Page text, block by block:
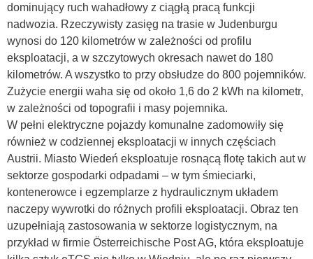
dominujący ruch wahadłowy z ciągłą pracą funkcji
nadwozia. Rzeczywisty zasięg na trasie w Judenburgu
wynosi do 120 kilometrów w zależności od profilu
eksploatacji, a w szczytowych okresach nawet do 180
kilometrów. A wszystko to przy obsłudze do 800 pojemników.
Zużycie energii waha się od około 1,6 do 2 kWh na kilometr,
w zależności od topografii i masy pojemnika.
W pełni elektryczne pojazdy komunalne zadomowiły się
również w codziennej eksploatacji w innych częściach
Austrii. Miasto Wiedeń eksploatuje rosnącą flotę takich aut w
sektorze gospodarki odpadami – w tym śmieciarki,
kontenerowce i egzemplarze z hydraulicznym układem
naczepy wywrotki do różnych profili eksploatacji. Obraz ten
uzupełniają zastosowania w sektorze logistycznym, na
przykład w firmie Österreichische Post AG, która eksploatuje